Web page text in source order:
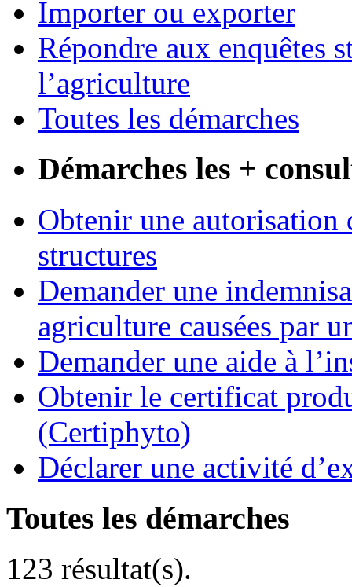
Importer ou exporter
Répondre aux enquêtes
l’agriculture
Toutes les démarches
Démarches les +
Obtenir une autorisation
structures
Demander une
agriculture causées par
Demander une aide à
Obtenir le certificat
(Certiphyto)
Déclarer une activité
Toutes les démarches
123 résultat(s).